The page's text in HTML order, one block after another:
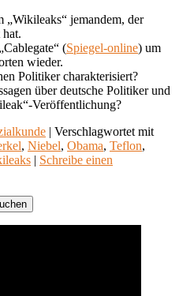
„Wikileaks“ jemandem, der
(Spiegel-online) um
wieder.
Politiker charakterisiert?
über deutsche Politiker und
Veröffentlichung?
| Verschlagwortet mit
, Niebel, Obama, Teflon,
| Schreibe einen